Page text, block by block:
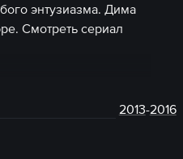
энтузиазма. Дима
Смотреть сериал
2013-2016